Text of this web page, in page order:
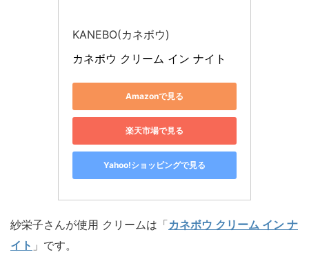
KANEBO(カネボウ)
カネボウ クリーム イン ナイト
Amazonで見る
楽天市場で見る
Yahoo!ショッピングで見る
紗栄子さんが使用 クリームは「カネボウ クリーム イン ナ
イト 」です。